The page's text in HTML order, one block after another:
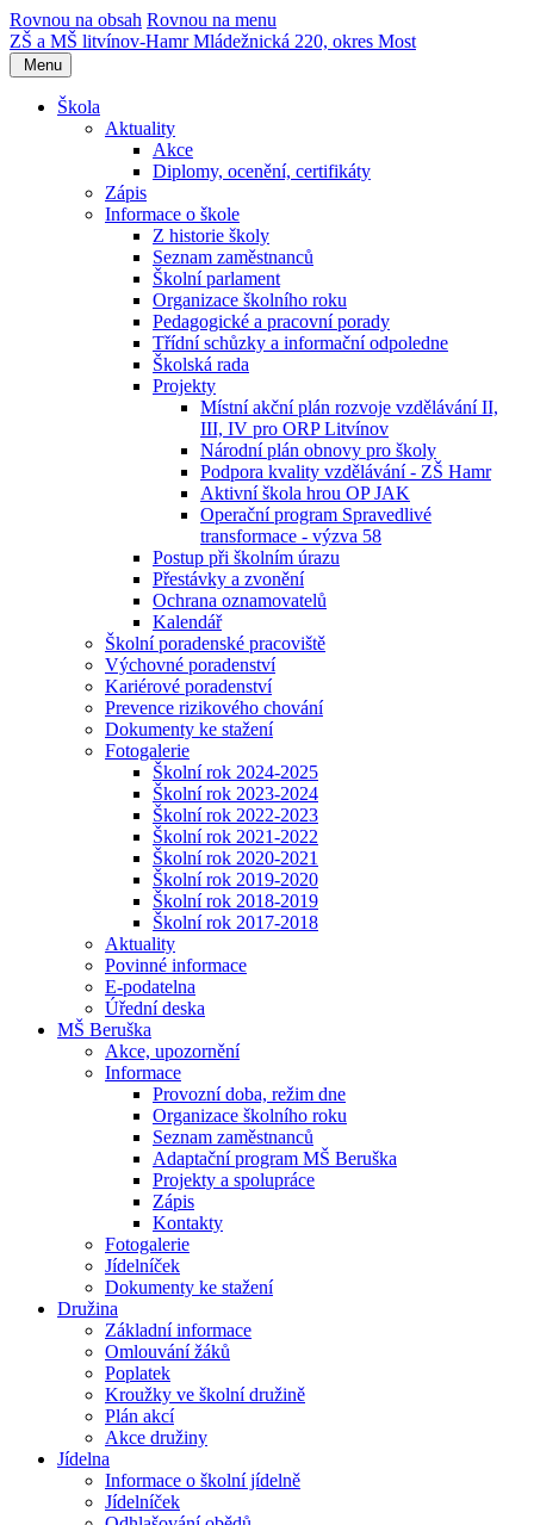
Rovnou na obsah Rovnou na menu
ZŠ a MŠ litvínov-HamrMládežnická 220, okres Most
Menu
Škola
Aktuality
Akce
Diplomy, ocenění, certifikáty
Zápis
Informace o škole
Z historie školy
Seznam zaměstnanců
Školní parlament
Organizace školního roku
Pedagogické a pracovní porady
Třídní schůzky a informační odpoledne
Školská rada
Projekty
Místní akční plán rozvoje vzdělávání II,
III, IV pro ORP Litvínov
Národní plán obnovy pro školy
Podpora kvality vzdělávání - ZŠ Hamr
Aktivní škola hrou OP JAK
Operační program Spravedlivé
transformace - výzva 58
Postup při školním úrazu
Přestávky a zvonění
Ochrana oznamovatelů
Kalendář
Školní poradenské pracoviště
Výchovné poradenství
Kariérové poradenství
Prevence rizikového chování
Dokumenty ke stažení
Fotogalerie
Školní rok 2024-2025
Školní rok 2023-2024
Školní rok 2022-2023
Školní rok 2021-2022
Školní rok 2020-2021
Školní rok 2019-2020
Školní rok 2018-2019
Školní rok 2017-2018
Aktuality
Povinné informace
E-podatelna
Úřední deska
MŠ Beruška
Akce, upozornění
Informace
Provozní doba, režim dne
Organizace školního roku
Seznam zaměstnanců
Adaptační program MŠ Beruška
Projekty a spolupráce
Zápis
Kontakty
Fotogalerie
Jídelníček
Dokumenty ke stažení
Družina
Základní informace
Omlouvání žáků
Poplatek
Kroužky ve školní družině
Plán akcí
Akce družiny
Jídelna
Informace o školní jídelně
Jídelníček